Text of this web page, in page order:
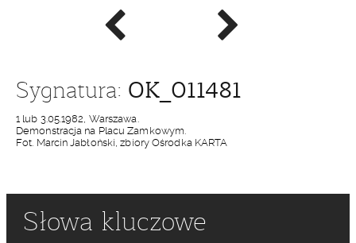
Poprzednie
zdjęcie
Następne
zdjęcie
Sygnatura: OK_011481
1 lub 3.05.1982, Warszawa.
Demonstracja na Placu Zamkowym.
Fot. Marcin Jabłoński, zbiory Ośrodka KARTA
Słowa kluczowe